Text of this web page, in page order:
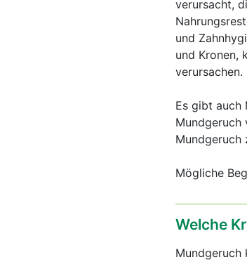
verursacht,
und
und Kronen,
verursachen.
Es gibt auch
Mundgeruch
Mundgeruch
Mögliche
Welche
Mundgeruch